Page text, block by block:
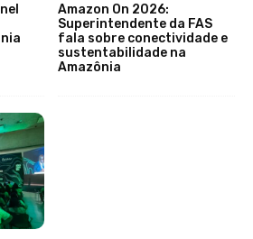
Amazon On 2026:
Superintendente da FAS
fala sobre conectividade e
sustentabilidade na
Amazônia